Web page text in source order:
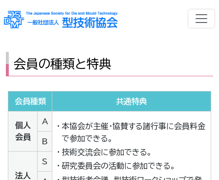
会員の種類と特典
会員種類 共通特典
個人
会員
A
・ 本協会が主催・協賛する諸行事に会員料金
で参加できる。
・ 技術交流会に参加できる。
・ 研究委員会の活動に参加できる。
B
法人
S